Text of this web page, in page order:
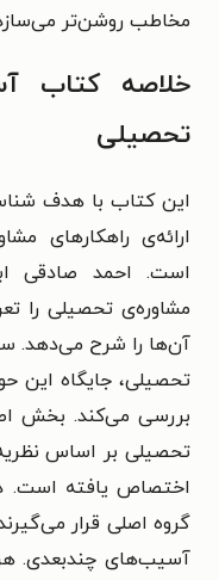
مخاطب روشن‌تر
خلاصه کتاب
تحصیلی
این کتاب با هدف
ارائه‌ی راهکارهای
است. احمد صادقی
مشاوره‌ی تحصیلی را
آن‌ها را شرح می‌دهد.
تحصیلی، جایگاه این
بررسی می‌کند. بخش
تحصیلی بر اساس
اختصاص یافته است.
گروه اصلی قرار
آسیب‌های چندبعدی.